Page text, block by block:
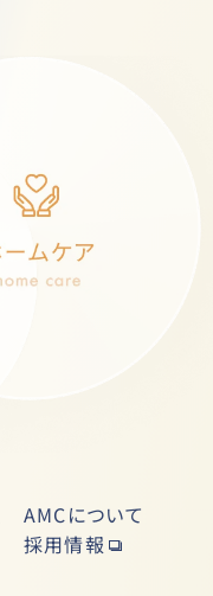
AMCについて
採用情報